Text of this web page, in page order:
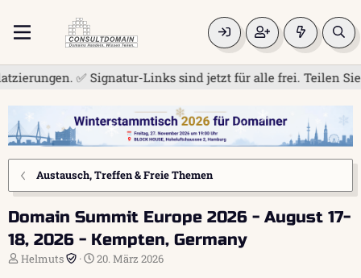
Links sind jetzt für alle frei. Teilen Sie Ihre eigenen
Austausch, Treffen & Freie Themen
Domain Summit Europe 2026 - August 17-
18, 2026 - Kempten, Germany
E
Helmuts
E
20. März 2026